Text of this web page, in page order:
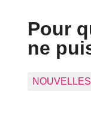
Pour
ne